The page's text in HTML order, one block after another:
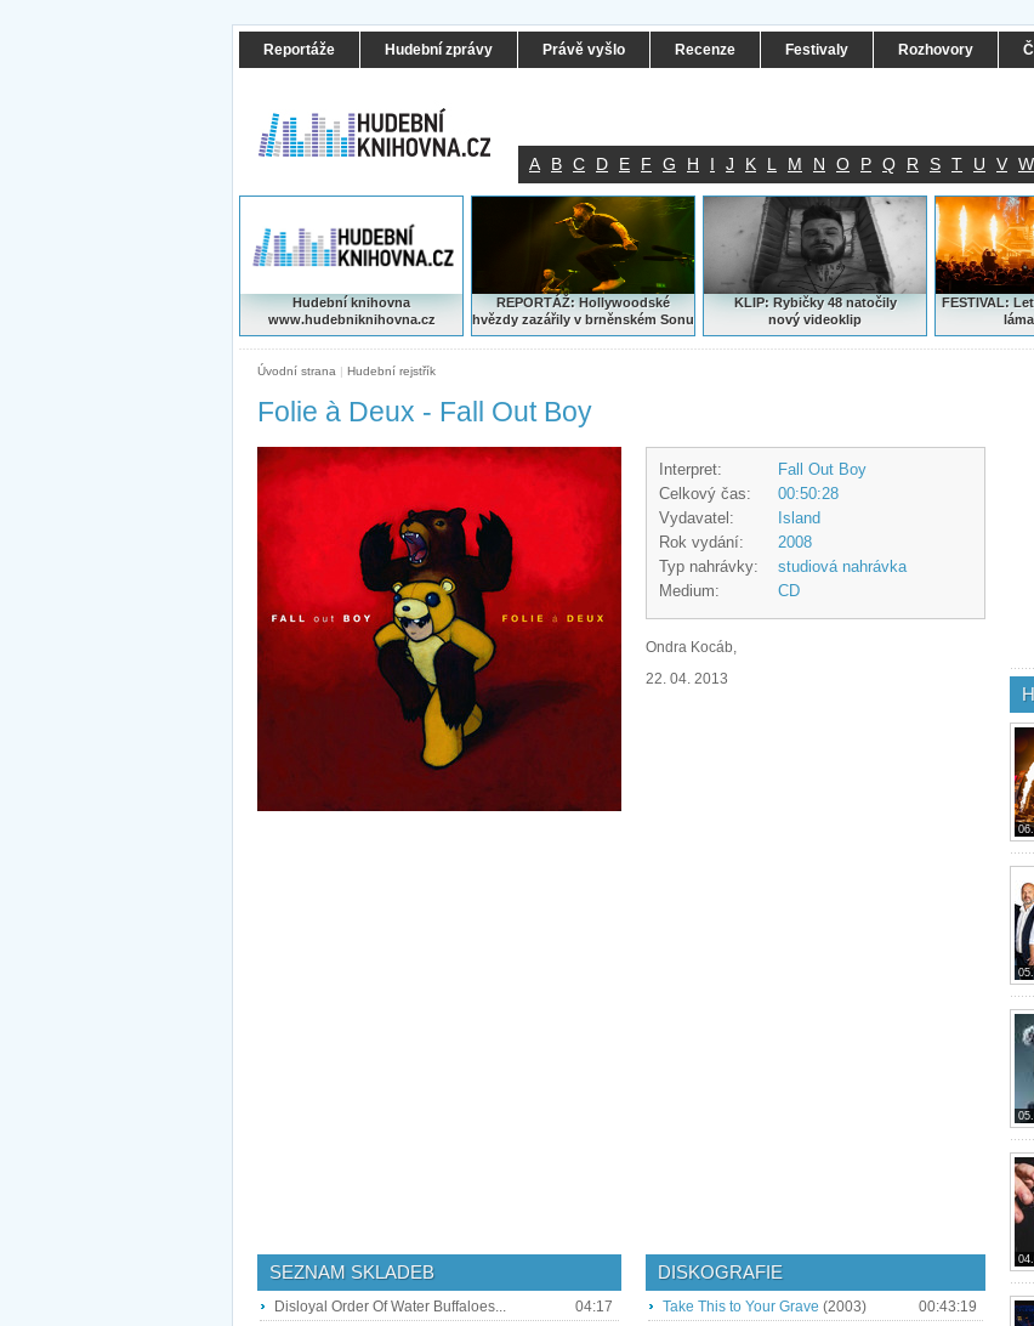
Reportáže Hudební zprávy Právě vyšlo Recenze Festivaly Rozhovory
A B C D E F G H I J K L M N O P Q R S T U V W
Hudební knihovna
www.hudebniknihovna.cz
REPORTÁŽ: Hollywoodské
hvězdy zazářily v brněnském Sonu
KLIP: Rybičky 48 natočily
nový videoklip
FESTIVAL:
Úvodní strana | Hudební rejstřík
Folie à Deux - Fall Out Boy
Interpret:
Fall Out Boy
Celkový čas:
00:50:28
Vydavatel:
Island
Rok vydání:
2008
Typ nahrávky:
studiová nahrávka
Medium:
CD
Ondra Kocáb,
22. 04. 2013
SEZNAM SKLADEB
Disloyal Order Of Water Buffaloes...
04:17
DISKOGRAFIE
Take This to Your Grave (2003)
00:43:19